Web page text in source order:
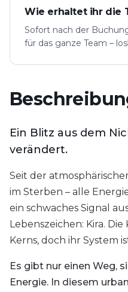
Wie erhaltet ihr die
Sofort nach der
für das ganze Team –
Ein Blitz aus dem
verändert.
Seit der
im Sterben – alle
ein schwaches Signal
Lebenszeichen: Kira.
Kerns, doch ihr System
Es gibt nur einen Weg,
Energie. In diesem